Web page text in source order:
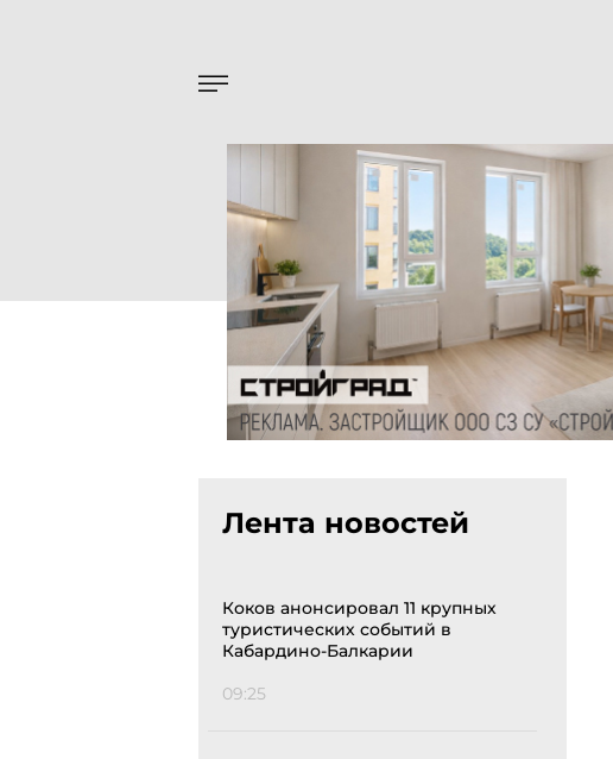
Лента новостей
Коков анонсировал 11 крупных
туристических событий в
Кабардино-Балкарии
09:25